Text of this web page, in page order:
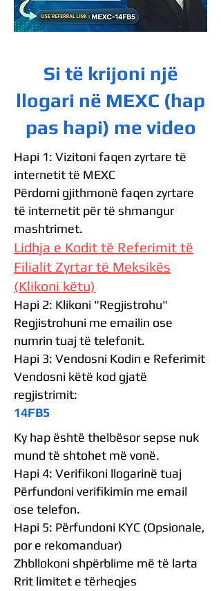
Si të krijoni një
llogari në MEXC (hap
pas hapi) me video
Hapi 1: Vizitoni faqen zyrtare të
internetit të MEXC
Përdorni gjithmonë faqen zyrtare
të internetit për të shmangur
mashtrimet.
Lidhja e Kodit të Referimit të
Filialit Zyrtar të Meksikës
(Klikoni këtu)
Hapi 2: Klikoni "Regjistrohu"
Regjistrohuni me emailin ose
numrin tuaj të telefonit.
Hapi 3: Vendosni Kodin e Referimit
Vendosni këtë kod gjatë
regjistrimit:
14FB5
Ky hap është thelbësor sepse nuk
mund të shtohet më vonë.
Hapi 4: Verifikoni llogarinë tuaj
Përfundoni verifikimin me email
ose telefon.
Hapi 5: Përfundoni KYC (Opsionale,
por e rekomanduar)
Zhbllokoni shpërblime më të larta
Rrit limitet e tërheqjes